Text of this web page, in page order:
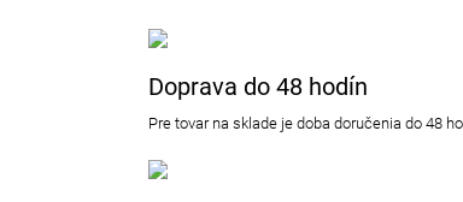
Doprava do 48 hodín
Pre tovar na sklade je doba doručenia do 48